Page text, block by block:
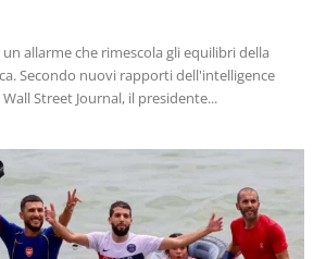
allarme che rimescola gli equilibri della
Secondo nuovi rapporti dell'intelligence
Street Journal, il presidente...